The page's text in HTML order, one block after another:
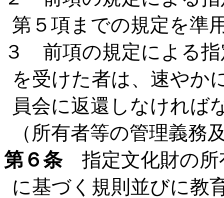
第５項までの規定を準
３ 前項の規定による指
を受けた者は、速やか
員会に返還しなければ
（所有者等の管理義務
第６条指定文化財の所
に基づく規則並びに教